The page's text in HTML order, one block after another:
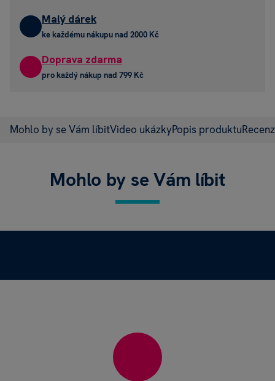
Malý dárek
ke každému nákupu nad 2000 Kč
Doprava zdarma
pro každý nákup nad 799 Kč
Mohlo by se Vám líbitVideo ukázkyPopis produktu
Mohlo by se Vám líbit